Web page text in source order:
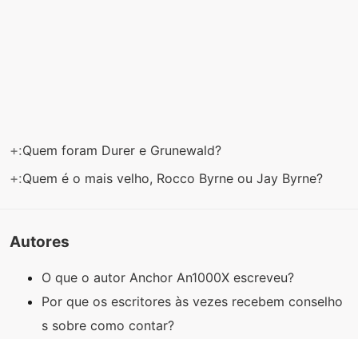
+:Quem foram Durer e Grunewald?
+:Quem é o mais velho, Rocco Byrne ou Jay Byrne?
Autores
O que o autor Anchor An1000X escreveu?
Por que os escritores às vezes recebem conselho
s sobre como contar?